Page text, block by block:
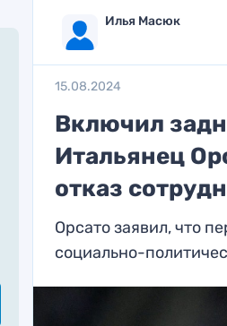
Илья Масюк
15.08.2024
Включил
Итальянец
отказ
Орсато заявил, что
социально-